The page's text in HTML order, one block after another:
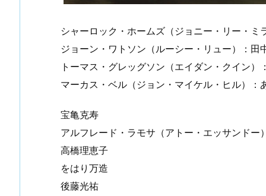
シャーロック・ホームズ（ジョニー・リー・ミ
ジョーン・ワトソン（ルーシー・リュー）：田
トーマス・グレッグソン（エイダン・クイン）
マーカス・ベル（ジョン・マイケル・ヒル）：
宝亀克寿
アルフレード・ラモサ（アトー・エッサンドー
高橋理恵子
をはり万造
後藤光祐